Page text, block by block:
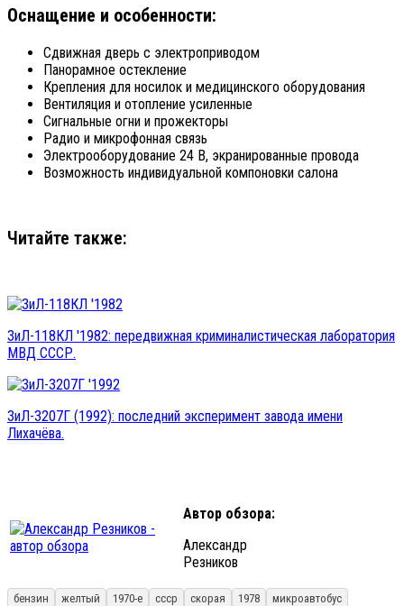
Оснащение и особенности:
Сдвижная дверь с электроприводом
Панорамное остекление
Крепления для носилок и медицинского оборудования
Вентиляция и отопление усиленные
Сигнальные огни и прожекторы
Радио и микрофонная связь
Электрооборудование 24 В, экранированные провода
Возможность индивидуальной компоновки салона
Читайте также:
ЗиЛ-118КЛ '1982: передвижная криминалистическая лаборатория
МВД СССР.
ЗиЛ-3207Г (1992): последний эксперимент завода имени
Лихачёва.
Автор обзора:
Александр
Резников
бензин желтый 1970-е ссср скорая 1978 микроавтобус